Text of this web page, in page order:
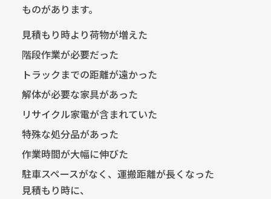
ものがあります。
見積もり時より荷物が増えた
階段作業が必要だった
トラックまでの距離が遠かった
解体が必要な家具があった
リサイクル家電が含まれていた
特殊な処分品があった
作業時間が大幅に伸びた
駐車スペースがなく、運搬距離が長くなった
見積もり時に、